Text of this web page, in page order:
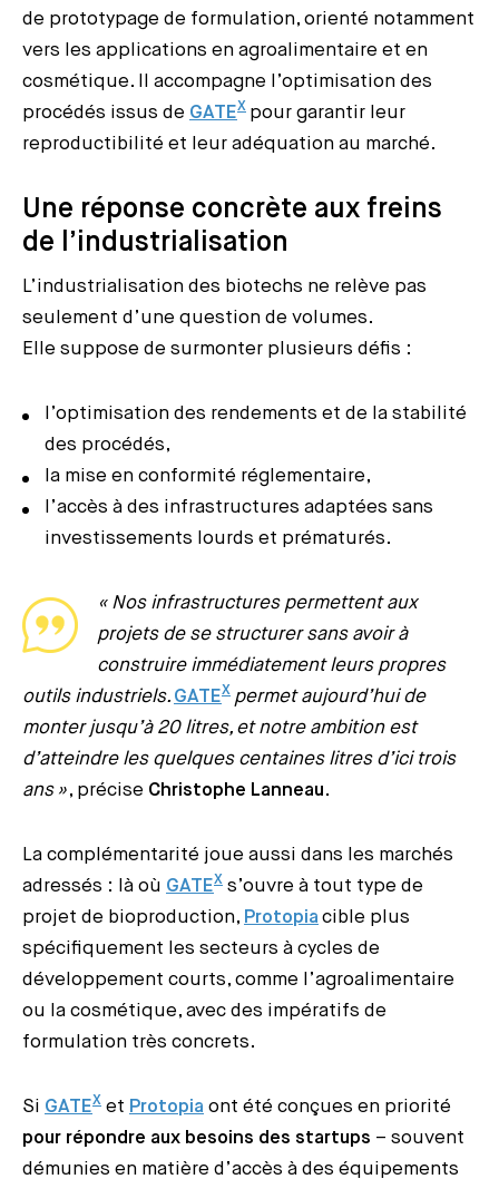
de prototypage de formulation, orienté notamment
vers les applications en agroalimentaire et en
cosmétique. Il accompagne l’optimisation des
procédés issus de GATEX pour garantir leur
reproductibilité et leur adéquation au marché.
Une réponse concrète aux freins
de l’industrialisation
L’industrialisation des biotechs ne relève pas
seulement d’une question de volumes.
Elle suppose de surmonter plusieurs défis :
l’optimisation des rendements et de la stabilité
des procédés,
la mise en conformité réglementaire,
l’accès à des infrastructures adaptées sans
investissements lourds et prématurés.
« Nos infrastructures permettent aux
projets de se structurer sans avoir à
construire immédiatement leurs propres
outils industriels. GATEX permet aujourd’hui de
monter jusqu’à 20 litres, et notre ambition est
d’atteindre les quelques centaines litres d’ici trois
ans », précise Christophe Lanneau.
La complémentarité joue aussi dans les marchés
adressés : là où GATEX s’ouvre à tout type de
projet de bioproduction, Protopia cible plus
spécifiquement les secteurs à cycles de
développement courts, comme l’agroalimentaire
ou la cosmétique, avec des impératifs de
formulation très concrets.
Si GATEX et Protopia ont été conçues en priorité
pour répondre aux besoins des startups – souvent
démunies en matière d’accès à des équipements